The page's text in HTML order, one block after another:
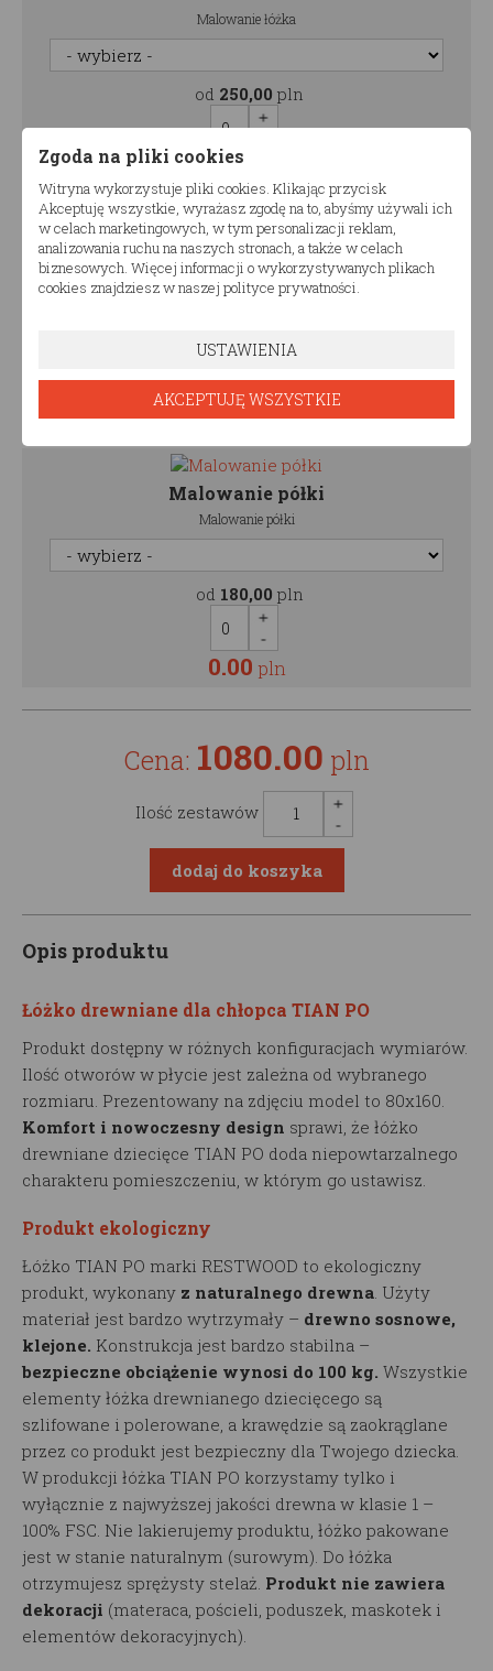
Malowanie łóżka
od 250,00 pln
0.00
Malowanie szuflady
Malowanie szuflady
od250,00pln
0.00pln
Malowanie półki
Malowanie półki
od 180,00 pln
0.00 pln
Cena: 1080.00 pln
Ilość zestawów
Opis produktu
Łóżko drewniane dla chłopca TIAN PO
Produkt dostępny w różnych konfiguracjach wymiarów.
Ilość otworów w płycie jest zależna od wybranego
rozmiaru. Prezentowany na zdjęciu model to 80x160.
Komfort i nowoczesny design sprawi, że łóżko
drewniane dziecięce TIAN PO doda niepowtarzalnego
charakteru pomieszczeniu, w którym go ustawisz.
Produkt ekologiczny
Łóżko TIAN PO marki RESTWOOD to ekologiczny
produkt, wykonany z naturalnego drewna. Użyty
materiał jest bardzo wytrzymały – drewno sosnowe,
klejone. Konstrukcja jest bardzo stabilna –
bezpieczne obciążenie wynosi do 100 kg. Wszystkie
elementy łóżka drewnianego dziecięcego są
szlifowane i polerowane, a krawędzie są zaokrąglane
przez co produkt jest bezpieczny dla Twojego dziecka.
W produkcji łóżka TIAN PO korzystamy tylko i
wyłącznie z najwyższej jakości drewna w klasie 1 –
100% FSC. Nie lakierujemy produktu, łóżko pakowane
jest w stanie naturalnym (surowym). Do łóżka
otrzymujesz sprężysty stelaż. Produkt nie zawiera
dekoracji (materaca, pościeli, poduszek, maskotek i
elementów dekoracyjnych).
Zgoda na pliki cookies
Witryna wykorzystuje pliki cookies. Klikając przycisk
Akceptuję wszystkie, wyrażasz zgodę na to, abyśmy używali ich
w celach marketingowych, w tym personalizacji reklam,
analizowania ruchu na naszych stronach, a także w celach
biznesowych. Więcej informacji o wykorzystywanych plikach
cookies znajdziesz w naszej polityce prywatności.
USTAWIENIA
AKCEPTUJĘ WSZYSTKIE